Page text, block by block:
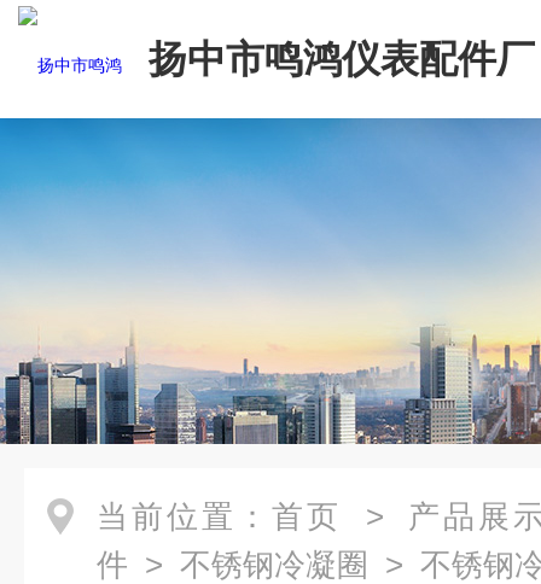
扬中市鸣鸿仪表配件厂
当前位置： 首页 > 产品展
件 > 不锈钢冷凝圈 > 不锈钢